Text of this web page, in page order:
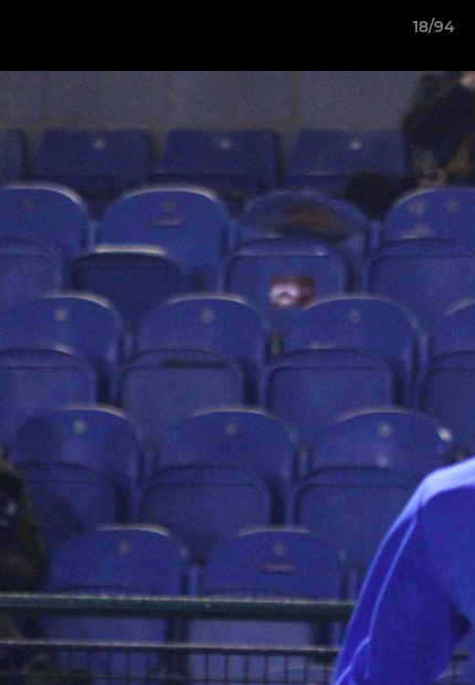
18/94